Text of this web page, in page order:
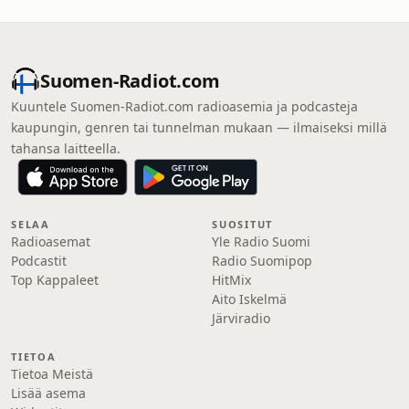
Suomen-Radiot.com
Kuuntele Suomen-Radiot.com radioasemia ja podcasteja
kaupungin, genren tai tunnelman mukaan — ilmaiseksi millä
tahansa laitteella.
SELAA
Radioasemat
Podcastit
Top Kappaleet
SUOSITUT
Yle Radio Suomi
Radio Suomipop
HitMix
Aito Iskelmä
Järviradio
TIETOA
Tietoa Meistä
Lisää asema